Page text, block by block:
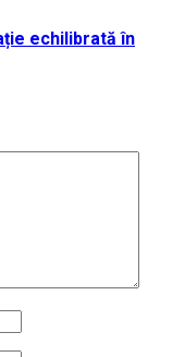
echilibrată în